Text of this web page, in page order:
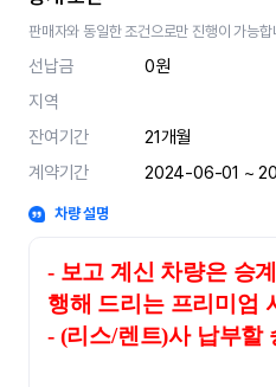
판매자와 동일한 조건으로만 진행이 가능합
선납금
0원
지역
잔여기간
21개월
계약기간
2024-06-01 ~
차량 설명
- 보고 계신 차량은 승
행해 드리는 프리미엄
- (리스/렌트)사 납부할